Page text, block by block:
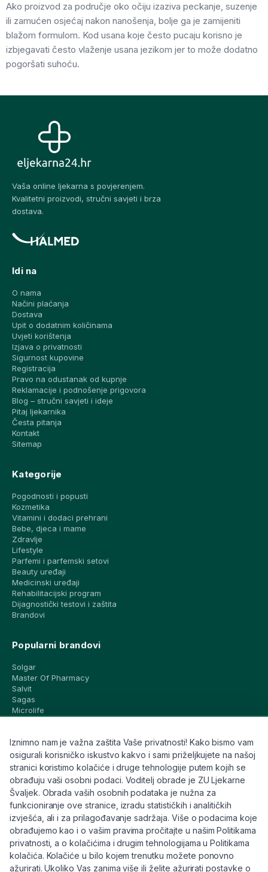
Ako proizvod za područje oko očiju izaziva peckanje, suzenje
ili zamućen osjećaj nakon nanošenja, bolje ga je zamijeniti
blažom formulom. Kod usana koje često pucaju korisno je
izbjegavati često vlaženje usana jezikom jer to može dodatno
pogoršati suhoću.
Vaša online ljekarna s povjerenjem.
Kvalitetni proizvodi, stručni savjeti i brza
dostava.
Idi na
O nama
Načini plaćanja
Dostava
Upit o dodatnim količinama
Uvjeti korištenja
Izjava o privatnosti
Sigurnost kupovine
Registracija
Pravo na odustanak od kupnje
Reklamacije i podnošenje prigovora
Blog – stručni savjeti i ideje
Pitaj ljekarnika
Česta pitanja
Kontakt
Sitemap
Kategorije
Pogodnosti i popusti
Kozmetika
Vitamini i dodaci prehrani
Bebe, djeca i mame
Zdravlje
Lifestyle
Parfemi i parfemski setovi
Beauty uređaji
Medicinski uređaji
Rehabilitacijski program
Dijagnostički testovi i zaštita
Brandovi
Popularni brandovi
Solgar
Master Of Pharmacy
Salvit
Sagas
Microlife
CeraVe
Eucerin
Avene
Bioderma
Svi brandovi
Info
Trebate pomoć ili imate pitanja?
+385 91 6191 901
Iznimno nam je važna zaštita Vaše privatnosti! Kako bismo vam
osigurali korisničko iskustvo kakvo i sami priželjkujete na našoj
stranici koristimo kolačiće i druge tehnologije putem kojih se
obrađuju vaši osobni podaci. Voditelj obrade je ZU Ljekarne
Švaljek. Obrada vaših osobnih podataka je nužna za
funkcioniranje ove stranice, izradu statističkih i analitičkih
izvješća, ali i za prilagođavanje sadržaja. Više o podacima koje
obrađujemo kao i o vašim pravima pročitajte u našim Politikama
privatnosti, a o kolačićima i drugim tehnologijama u Politikama
kolačića. Kolačiće u bilo kojem trenutku možete ponovno
ažurirati. Ukoliko Vas zanima više ili želite ažurirati postavke o